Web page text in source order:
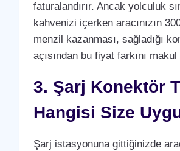
faturalandırır. Ancak yolculuk
kahvenizi içerken aracınızın
menzil kazanması, sağladığı
açısından bu fiyat farkını makul
3. Şarj Konektör
Hangisi Size
Şarj istasyonuna gittiğinizde